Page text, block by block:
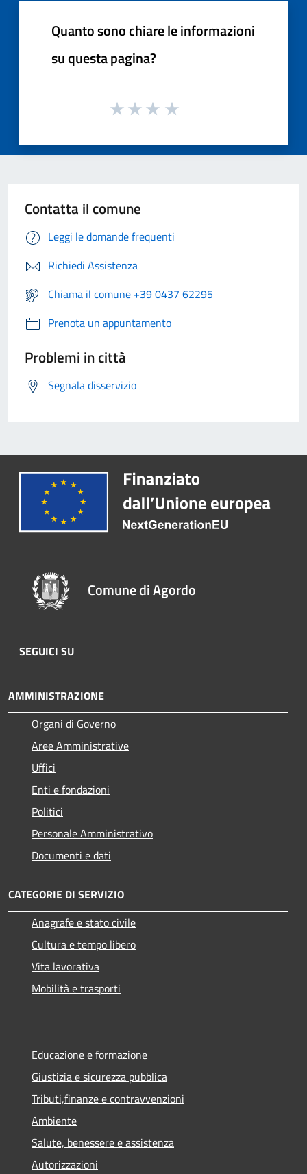
Quanto sono chiare le informazioni
su questa pagina?
Contatta il comune
Leggi le domande frequenti
Richiedi Assistenza
Chiama il comune +39 0437 62295
Prenota un appuntamento
Problemi in città
Segnala disservizio
Comune di Agordo
SEGUICI SU
AMMINISTRAZIONE
Organi di Governo
Aree Amministrative
Uffici
Enti e fondazioni
Politici
Personale Amministrativo
Documenti e dati
CATEGORIE DI SERVIZIO
Anagrafe e stato civile
Cultura e tempo libero
Vita lavorativa
Mobilità e trasporti
Educazione e formazione
Giustizia e sicurezza pubblica
Tributi,finanze e contravvenzioni
Ambiente
Salute, benessere e assistenza
Autorizzazioni